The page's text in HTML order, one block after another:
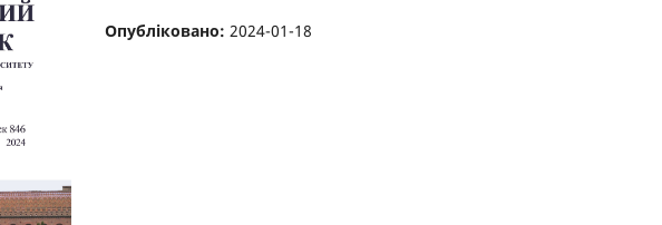
Опубліковано: 2024-01-18